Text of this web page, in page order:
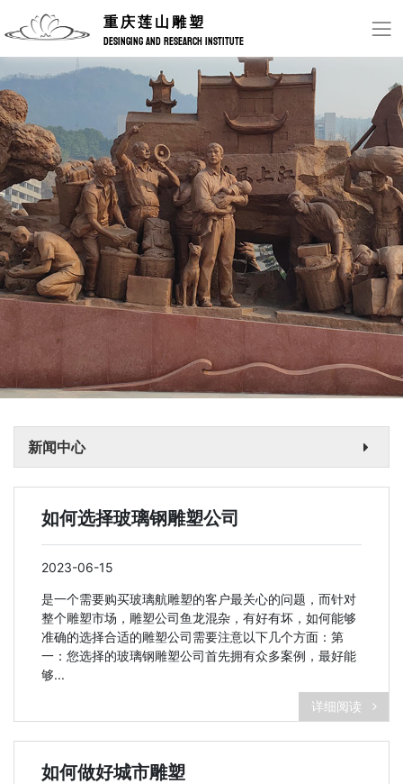
重庆莲山雕塑
DESINGING AND RESEARCH INSTITUTE
新闻中心
如何选择玻璃钢雕塑公司
2023-06-15
是一个需要购买玻璃航雕塑的客户最关心的问题，而针对
整个雕塑市场，雕塑公司鱼龙混杂，有好有坏，如何能够
准确的选择合适的雕塑公司需要注意以下几个方面：第
一：您选择的玻璃钢雕塑公司首先拥有众多案例，最好能
够...
详细阅读
如何做好城市雕塑